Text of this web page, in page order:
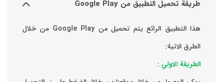
طريقة تحميل التطبيق من Google Play
هذا التطبيق الرائع يتم تحميل من Google Play من خلال
الطرق الاتية:
الطريقة الاولي :